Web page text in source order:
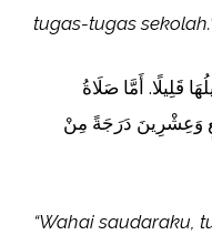
tugas-tugas sekolah.
قَلِيلًا. أَمَّا صَلَاةُ
وَعِشْرِينَ دَرَجَةً مِنْ
“Wahai saudaraku,